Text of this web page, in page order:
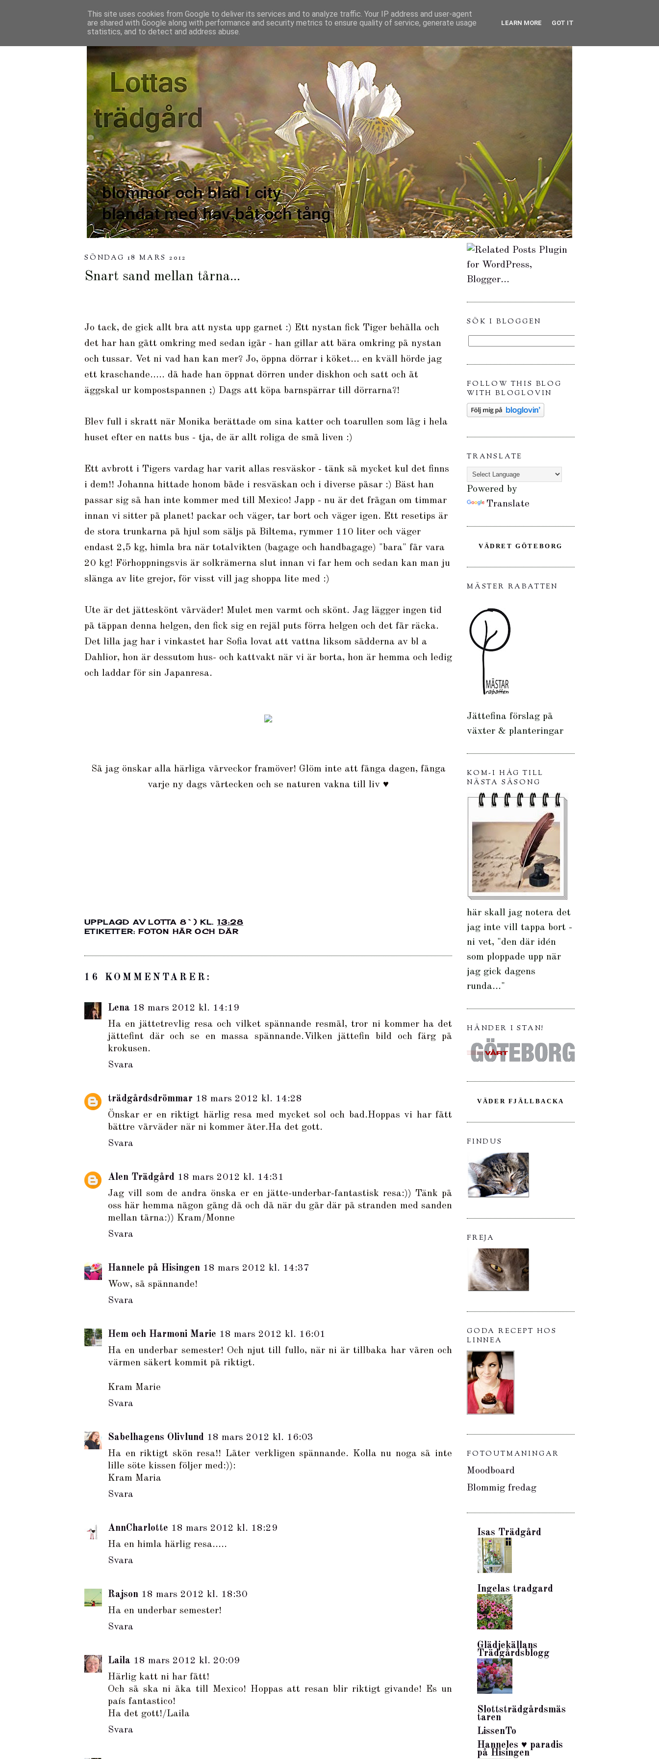
SÖNDAG 18 MARS 2012
Snart sand mellan tårna...
Jo tack, de gick allt bra att nysta upp garnet :) Ett nystan fick Tiger behålla och
det har han gått omkring med sedan igår - han gillar att bära omkring på nystan
och tussar. Vet ni vad han kan mer? Jo, öppna dörrar i köket... en kväll hörde jag
ett kraschande..... då hade han öppnat dörren under diskhon och satt och åt
äggskal ur kompostspannen ;) Dags att köpa barnspärrar till dörrarna?!
Blev full i skratt när Monika berättade om sina katter och toarullen som låg i hela
huset efter en natts bus - tja, de är allt roliga de små liven :)
Ett avbrott i Tigers vardag har varit allas resväskor - tänk så mycket kul det finns
i dem!! Johanna hittade honom både i resväskan och i diverse påsar :) Bäst han
passar sig så han inte kommer med till Mexico! Japp - nu är det frågan om timmar
innan vi sitter på planet! packar och väger, tar bort och väger igen. Ett resetips är
de stora trunkarna på hjul som säljs på Biltema, rymmer 110 liter och väger
endast 2,5 kg, himla bra när totalvikten (bagage och handbagage) "bara" får vara
20 kg! Förhoppningsvis är solkrämerna slut innan vi far hem och sedan kan man ju
slänga av lite grejor, för visst vill jag shoppa lite med :)
Ute är det jätteskönt vårväder! Mulet men varmt och skönt. Jag lägger ingen tid
på täppan denna helgen, den fick sig en rejäl puts förra helgen och det får räcka.
Det lilla jag har i vinkastet har Sofia lovat att vattna liksom sådderna av bl a
Dahlior, hon är dessutom hus- och kattvakt när vi är borta, hon är hemma och ledig
och laddar för sin Japanresa.
Så jag önskar alla härliga vårveckor framöver! Glöm inte att fånga dagen, fånga
varje ny dags vårtecken och se naturen vakna till liv ♥
UPPLAGD AVLOTTA 8`)KL.13:28
ETIKETTER:FOTON HÄR OCH DÄR
16 KOMMENTARER:
Lena 18 mars 2012 kl. 14:19
Ha en jättetrevlig resa och vilket spännande resmål, tror ni kommer ha det
jättefint där och se en massa spännande.Vilken jättefin bild och färg på
krokusen.
Svara
trädgårdsdrömmar 18 mars 2012 kl. 14:28
Önskar er en riktigt härlig resa med mycket sol och bad.Hoppas vi har fått
bättre vårväder när ni kommer åter.Ha det gott.
Svara
Alen Trädgård 18 mars 2012 kl. 14:31
Jag vill som de andra önska er en jätte-underbar-fantastisk resa:)) Tänk på
oss här hemma någon gång då och då när du går där på stranden med sanden
mellan tårna:)) Kram/Monne
Svara
Hannele på Hisingen 18 mars 2012 kl. 14:37
Wow, så spännande!
Svara
Hem och Harmoni Marie 18 mars 2012 kl. 16:01
Ha en underbar semester! Och njut till fullo, när ni är tillbaka har våren och
värmen säkert kommit på riktigt.
Kram Marie
Svara
Sabelhagens Olivlund 18 mars 2012 kl. 16:03
Ha en riktigt skön resa!! Låter verkligen spännande. Kolla nu noga så inte
lille söte kissen följer med:)):
Kram Maria
Svara
AnnCharlotte 18 mars 2012 kl. 18:29
Ha en himla härlig resa.....
Svara
Rajson 18 mars 2012 kl. 18:30
Ha en underbar semester!
Svara
Laila 18 mars 2012 kl. 20:09
Härlig katt ni har fått!
Och så ska ni åka till Mexico! Hoppas att resan blir riktigt givande! Es un
país fantastico!
Ha det gott!/Laila
Svara
SÖK I BLOGGEN
FOLLOW THIS BLOG
WITH BLOGLOVIN
TRANSLATE
Powered by
Translate
VÄDRET GÖTEBORG
MÄSTER RABATTEN
Jättefina förslag på
växter & planteringar
KOM-I HÅG TILL
NÄSTA SÄSONG
här skall jag notera det
jag inte vill tappa bort -
ni vet, "den där idén
som ploppade upp när
jag gick dagens
runda..."
HÄNDER I STAN!
VÄDER FJÄLLBACKA
FINDUS
FREJA
GODA RECEPT HOS
LINNEA
FOTOUTMANINGAR
Moodboard
Blommig fredag
Isas Trädgård
Ingelas tradgard
Glädjekällans
Trädgårdsblogg
Slottsträdgårdsmäs
taren
LissenTo
Hanneles ♥ paradis
på Hisingen
This site uses cookies from Google to deliver its services and to analyze traffic. Your IP address and user-agent
are shared with Google along with performance and security metrics to ensure quality of service, generate usage
statistics, and to detect and address abuse.
LEARN MORE GOT IT